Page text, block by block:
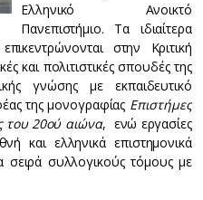
Ελληνικό Ανοικτό
Πανεπιστήμιο. Τα ιδιαίτερα
στην Κριτική
και πολιτιστικές σπουδές της
γνώσης με εκπαιδευτικό
της μονογραφίας Επιστήμες
του 20ού αιώνα, ενώ εργασίες
και ελληνικά επιστημονικά
σειρά συλλογικούς τόμους με